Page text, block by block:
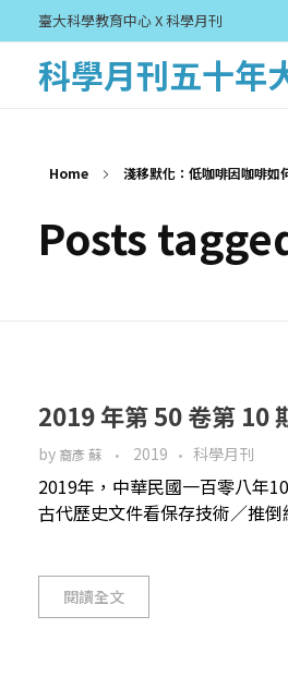
臺大科學教育中心 X 科學月刊
科學月刊五十年
Home 淺移默化：低咖啡因咖啡如
Posts
2019 年第 50 卷第 10
by 裔彥 蘇 2019 科學月刊
2019年，中華民國一百零八年
古代歷史文件看保存技術／推
閱讀全文